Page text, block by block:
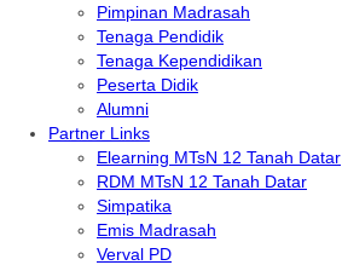
Pimpinan Madrasah
Tenaga Pendidik
Tenaga Kependidikan
Peserta Didik
Alumni
Partner Links
Elearning MTsN 12 Tanah Datar
RDM MTsN 12 Tanah Datar
Simpatika
Emis Madrasah
Verval PD